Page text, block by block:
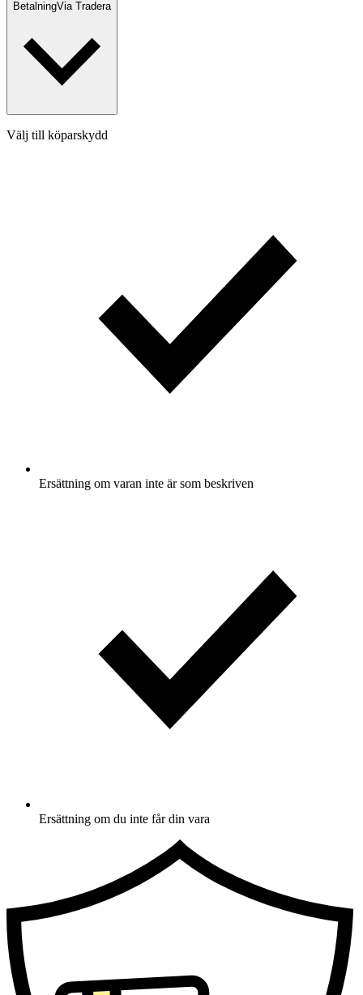
BetalningVia Tradera
Välj till köparskydd
Ersättning om varan inte är som beskriven
Ersättning om du inte får din vara